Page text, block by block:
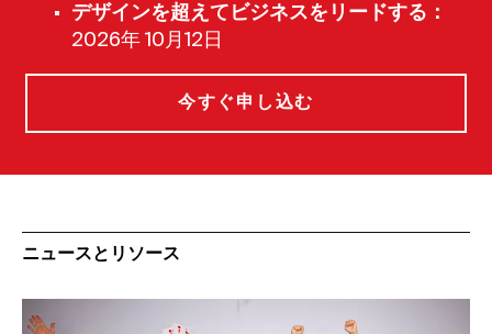
デザインを超えてビジネスをリードする：
2026年 10月12日
今すぐ申し込む
ニュースとリソース